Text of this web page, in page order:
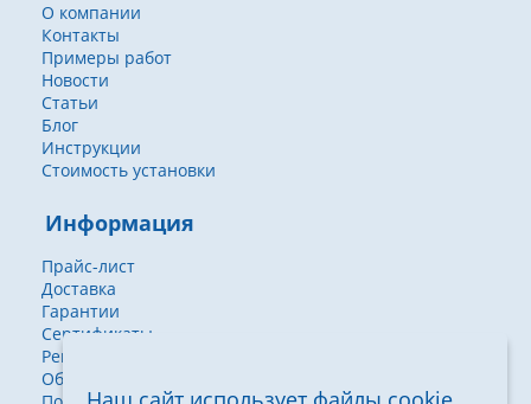
О компании
Контакты
Примеры работ
Новости
Статьи
Блог
Инструкции
Стоимость установки
Информация
Прайс-лист
Доставка
Гарантии
Сертификаты
Реквизиты
Обработка персональных данных